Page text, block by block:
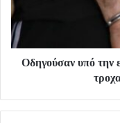
Οδηγούσαν υπό την